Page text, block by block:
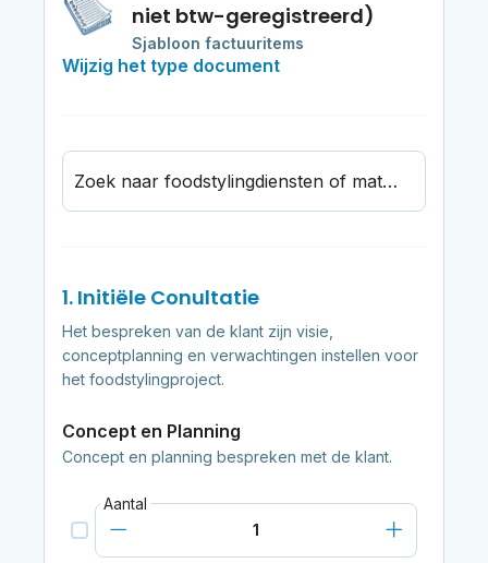
niet btw-geregistreerd)
Sjabloon factuuritems
Wijzig het type document
Zoek naar foodstylingdiensten of materialen
1. Initiële Conultatie
Het bespreken van de klant zijn visie,
conceptplanning en verwachtingen instellen voor
het foodstylingproject.
Concept en Planning
Concept en planning bespreken met de klant.
Aantal